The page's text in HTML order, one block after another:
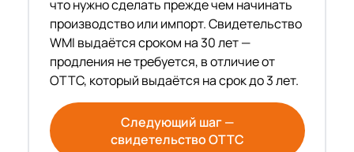
что нужно сделать прежде чем начинать
производство или импорт. Свидетельство
WMI выдаётся сроком на 30 лет —
продления не требуется, в отличие от
ОТТС, который выдаётся на срок до 3 лет.
Следующий шаг —
свидетельство ОТТС